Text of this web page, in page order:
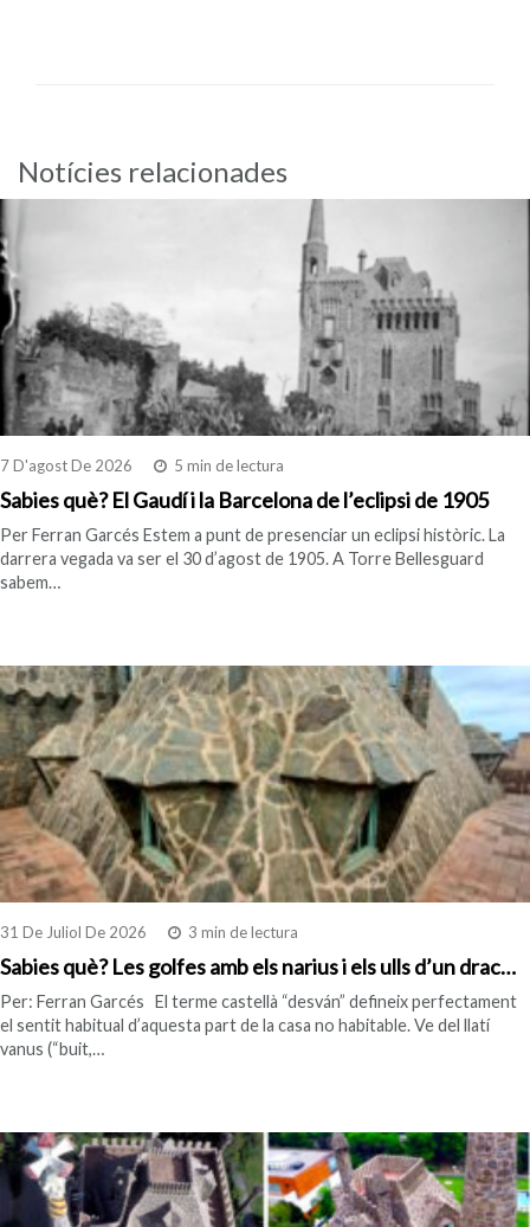
Notícies relacionades
7 D'agost De 2026 5 min de lectura
Sabies què? El Gaudí i la Barcelona de l’eclipsi de 1905
Per Ferran Garcés Estem a punt de presenciar un eclipsi històric. La
darrera vegada va ser el 30 d’agost de 1905. A Torre Bellesguard
sabem…
31 De Juliol De 2026 3 min de lectura
Sabies què? Les golfes amb els narius i els ulls d’un drac…
Per: Ferran Garcés El terme castellà “desván” defineix perfectament
el sentit habitual d’aquesta part de la casa no habitable. Ve del llatí
vanus (“buit,…